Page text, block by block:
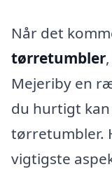
Når det
tørretumbler
Mejeriby en
du hurtigt
tørretumbler.
vigtigste